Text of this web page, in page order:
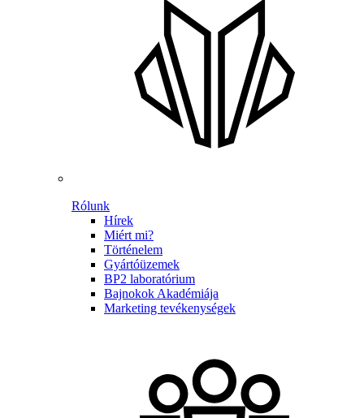
Rólunk
Hírek
Miért mi?
Történelem
Gyártóüzemek
BP2 laboratórium
Bajnokok Akadémiája
Marketing tevékenységek